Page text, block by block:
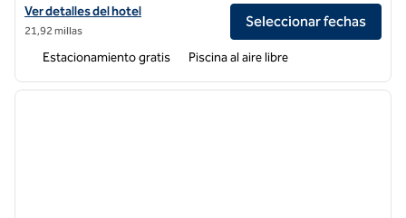
Ver detalles del hotel para AutoCamp Sequoia
Ver detalles del hotel
21,92 millas
Seleccionar fechas
Estacionamiento gratis Piscina al aire libre
1 de 12